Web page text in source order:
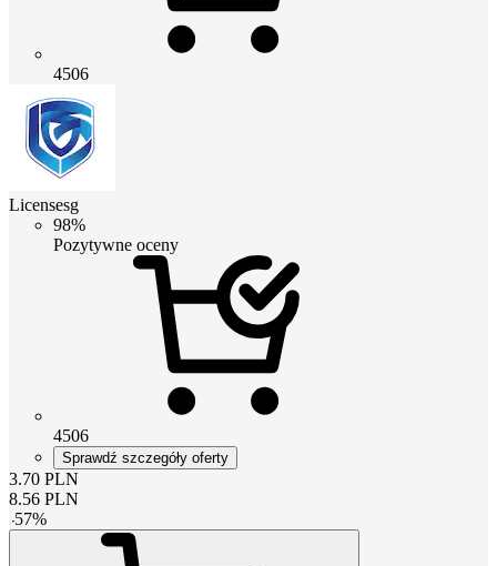
4506
Licensesg
98%
Pozytywne oceny
4506
Sprawdź szczegóły oferty
3.70 PLN
8.56 PLN
-57%